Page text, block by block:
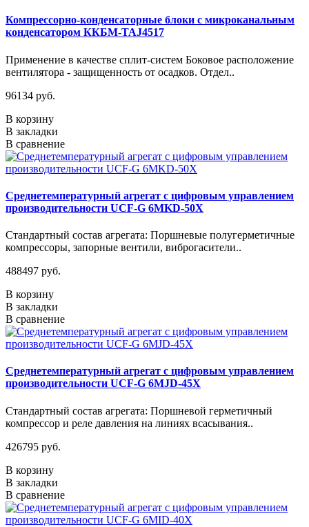
Компрессорно-конденсаторные блоки с микроканальным
конденсатором ККБМ-TAJ4517
Применение в качестве сплит-систем Боковое расположение
вентилятора - защищенность от осадков. Отдел..
96134 руб.
В корзину
В закладки
В сравнение
Среднетемпературный агрегат с цифровым управлением
производительности UCF-G 6MKD-50X
Стандартный состав агрегата: Поршневые полугерметичные
компрессоры, запорные вентили, виброгасители..
488497 руб.
В корзину
В закладки
В сравнение
Среднетемпературный агрегат с цифровым управлением
производительности UCF-G 6MJD-45X
Стандартный состав агрегата: Поршневой герметичный
компрессор и реле давления на линиях всасывания..
426795 руб.
В корзину
В закладки
В сравнение